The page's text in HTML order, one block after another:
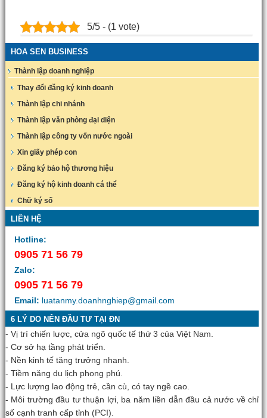
5/5 - (1 vote)
HOA SEN BUSINESS
Thành lập doanh nghiệp
Thay đổi đăng ký kinh doanh
Thành lập chi nhánh
Thành lập văn phòng đại diện
Thành lập công ty vốn nước ngoài
Xin giấy phép con
Đăng ký bảo hộ thương hiệu
Đăng ký hộ kinh doanh cá thể
Chữ ký số
LIÊN HỆ
Hotline:
0905 71 56 79
Zalo:
0905 71 56 79
Email: luatanmy.doanhnghiep@gmail.com
6 LÝ DO NÊN ĐẦU TƯ TẠI ĐN
- Vị trí chiến lược, cửa ngõ quốc tế thứ 3 của Việt Nam.
- Cơ sở hạ tầng phát triển.
- Nền kinh tế tăng trưởng nhanh.
- Tiềm năng du lịch phong phú.
- Lực lượng lao động trẻ, cần cù, có tay ngề cao.
- Môi trường đầu tư thuận lợi, ba năm liền dẫn đầu cả nước về chỉ
số cạnh tranh cấp tỉnh (PCI).